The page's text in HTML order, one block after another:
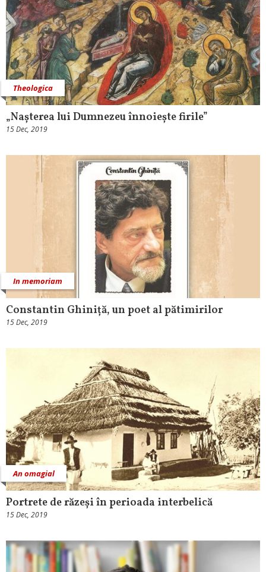
Theologica
„Nașterea lui Dumnezeu înnoiește firile”
15 Dec, 2019
In memoriam
Constantin Ghiniță, un poet al pătimirilor
15 Dec, 2019
An omagial
Portrete de răzeși în perioada interbelică
15 Dec, 2019